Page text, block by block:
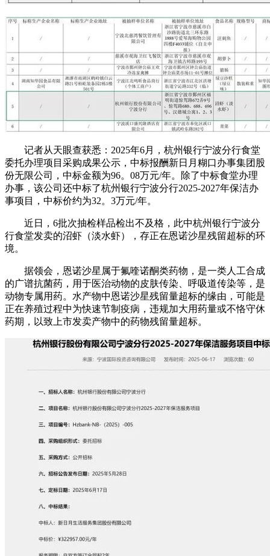
记者从天眼查获悉：2025年6月，杭州银行宁波分行食堂
委托办理项目采购成果公示，中标报酬新日月糊口办事集团股
份无限公司，中标金额为96。08万元/年。除了中标食堂办理
办事，该公司还中标了杭州银行宁波分行2025-2027年保洁办
事项目，中标价约为32。3万元/年。
近日，6批次抽检样品检出不及格，此中杭州银行宁波分
行食堂发卖的沼虾（淡水虾），存正在恩诺沙星残留超标的环
境。
据领会，恩诺沙星属于氟喹诺酮类药物，是一类人工合成
的广谱抗菌药，用于医治动物的皮肤传染、呼吸道传染等，是
动物专属用药。水产物中恩诺沙星残留量超标的缘由，可能是
正在养殖过程中为快速节制疫病，违规加大用药量或不恪守休
药期，以致上市发卖产物中的药物残留量超标。